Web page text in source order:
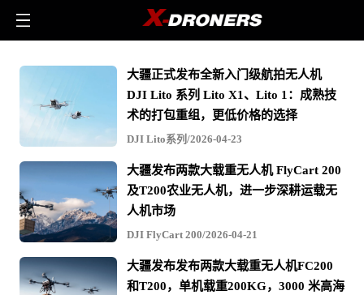
大
相
关
无
人
机
文
章
大疆正式发布全新入门级航拍无人机
DJI Lito 系列 Lito X1、Lito 1：成熟技
术的打包重组，更低价格的选择
DJI Lito系列/2026-04-23
大疆发布两款大载重无人机 FlyCart 200
及T200农业无人机，进一步深耕运载无
人机市场
DJI FlyCart 200/2026-04-21
大疆发布发布两款大载重无人机FC200
和T200，单机载重200KG，3000 米高海